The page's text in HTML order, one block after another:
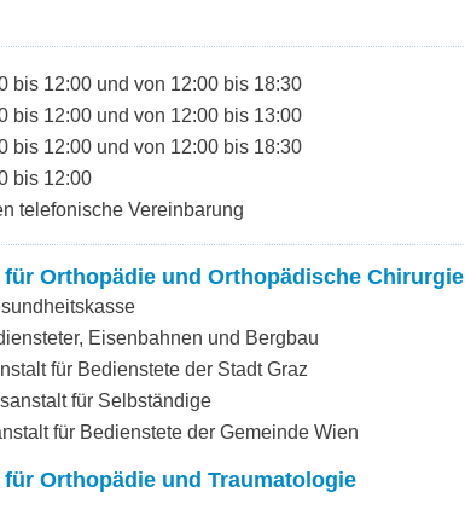
bis 12:00 und von 12:00 bis 18:30
bis 12:00 und von 12:00 bis 13:00
bis 12:00 und von 12:00 bis 18:30
bis 12:00
telefonische Vereinbarung
für Orthopädie und Orthopädische Chirurgie
Eisenbahnen und Bergbau
für Bedienstete der Stadt Graz
für Selbständige
für Bedienstete der Gemeinde Wien
Orthopädie und Traumatologie